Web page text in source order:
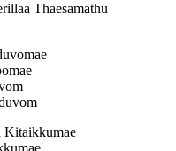
Thaesamathu
Kitaikkumae